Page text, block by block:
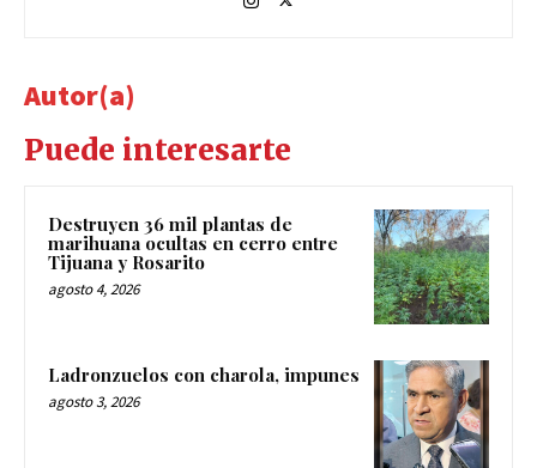
Autor(a)
Puede interesarte
Destruyen 36 mil plantas de
marihuana ocultas en cerro entre
Tijuana y Rosarito
agosto 4, 2026
Ladronzuelos con charola, impunes
agosto 3, 2026